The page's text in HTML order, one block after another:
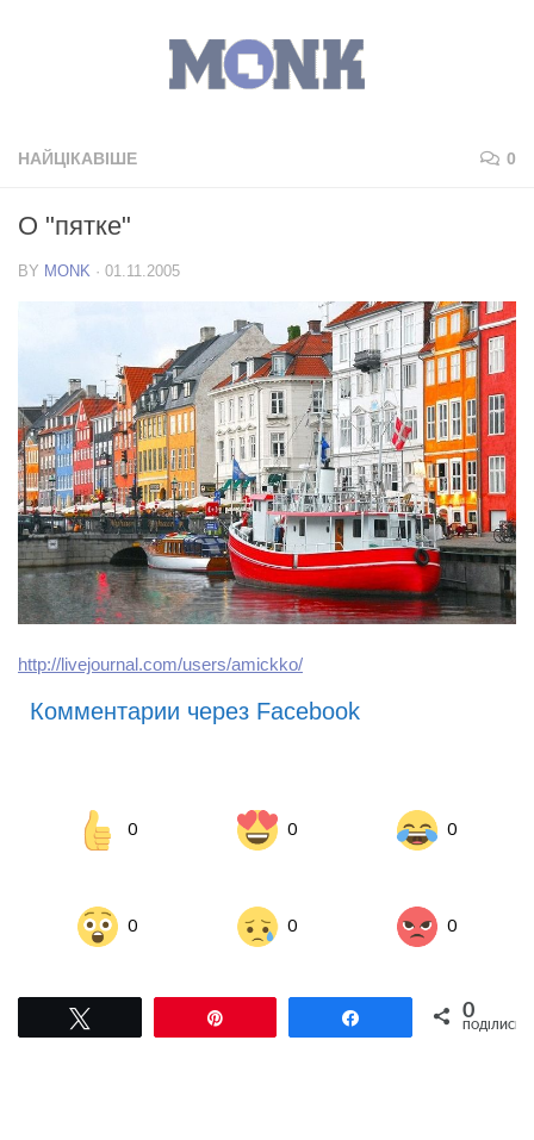
НАЙЦІКАВІШЕ 0
О "пятке"
BY MONK · 01.11.2005
http://livejournal.com/users/amickko/
Комментарии через Facebook
0 0 0
0 0 0
Поділитися0
ПОДІЛИСЬ